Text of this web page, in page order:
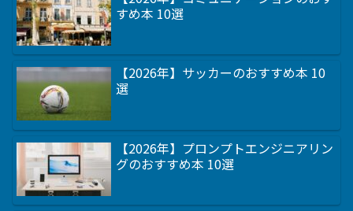
すめ本 10選
【2026年】サッカーのおすすめ本 10
選
【2026年】プロンプトエンジニアリン
グのおすすめ本 10選